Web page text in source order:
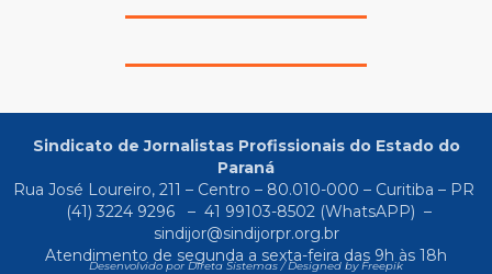
Sindicato de Jornalistas Profissionais do Estado do
Paraná
Rua José Loureiro, 211 – Centro – 80.010-000 – Curitiba – PR
(41) 3224 9296
– 41 99103-8502(WhatsAPP) –
sindijor@sindijorpr.org.br
Atendimento de segunda a sexta-feira das 9h às 18h
Desenvolvido por Direta Sistemas /Designed by Freepik